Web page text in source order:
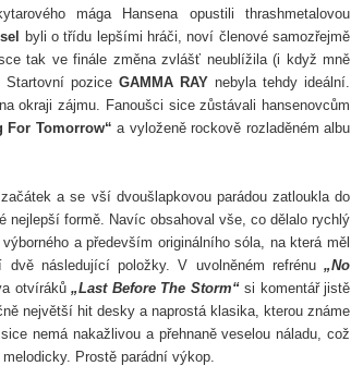
mága Hansena opustili thrashmetalovou
byli o třídu lepšími hráči, noví členové samozřejmě
tak ve finále změna zvlášť neublížila (i když mně
Startovní pozice GAMMA RAY nebyla tehdy ideální.
okraji zájmu. Fanoušci sice zůstávali hansenovcům
For Tomorrow“ a vyloženě rockově rozladěném albu
a se vší dvoušlapkovou parádou zatloukla do
formě. Navíc obsahoval vše, co dělalo rychlý
a především originálního sóla, na která měl
následující položky. V uvolněném refrénu „No
otvíráků„Last Before The Storm“si komentář jistě
největší hit desky a naprostá klasika, kterou známe
nemá nakažlivou a přehnaně veselou náladu, což
Prostě parádní výkop.